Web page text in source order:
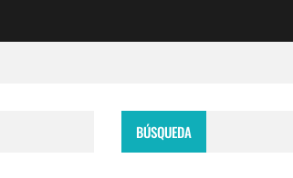
BÚSQUEDA